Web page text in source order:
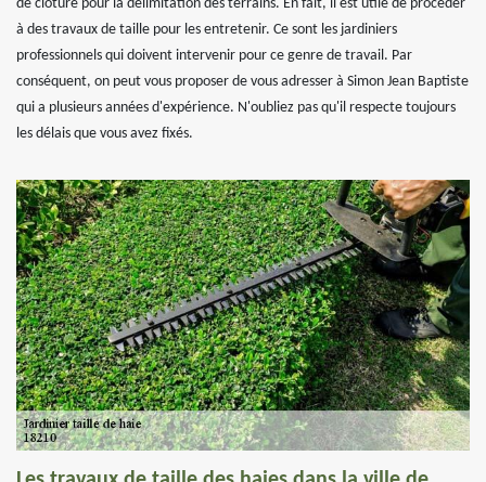
de clôture pour la délimitation des terrains. En fait, il est utile de procéder
à des travaux de taille pour les entretenir. Ce sont les jardiniers
professionnels qui doivent intervenir pour ce genre de travail. Par
conséquent, on peut vous proposer de vous adresser à Simon Jean Baptiste
qui a plusieurs années d'expérience. N'oubliez pas qu'il respecte toujours
les délais que vous avez fixés.